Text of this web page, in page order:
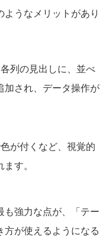
うなメリットがあり
各列の見出しに、並べ
加され、データ操作が
が付くなど、視覚的
す。
も強力な点が、「テー
方が使えるようになる